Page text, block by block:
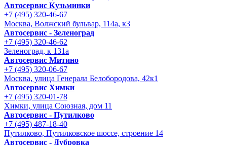
Автосервис Кузьминки
+7 (495) 320-46-67
Москва, Волжский бульвар, 114а, к3
Автосервис - Зеленоград
+7 (495) 320-46-62
Зеленоград, к 131а
Автосервис Митино
+7 (495) 320-06-67
Москва, улица Генерала Белобородова, 42к1
Автосервис Химки
+7 (495) 320-01-78
Химки, улица Союзная, дом 11
Автосервис - Путилково
+7 (495) 487-18-40
Путилково, Путилковское шоссе, строение 14
Автосервис - Дубровка